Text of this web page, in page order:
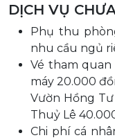
DỊCH VỤ
Phụ thu
nhu cầu ngủ
Vé tham
máy 20.000
Vườn Hồng
Thuỷ Lê
Chi phí cá